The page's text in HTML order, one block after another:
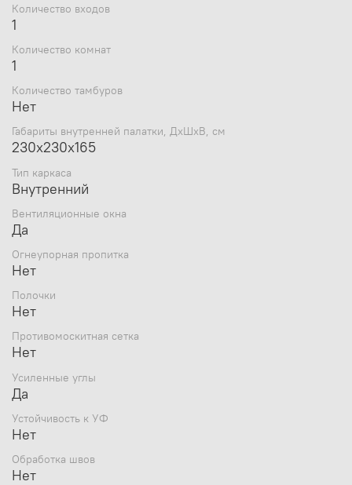
Количество входов
1
Количество комнат
1
Количество тамбуров
Нет
Габариты внутренней палатки, ДхШхВ, см
230х230х165
Тип каркаса
Внутренний
Вентиляционные окна
Да
Огнеупорная пропитка
Нет
Полочки
Нет
Противомоскитная сетка
Нет
Усиленные углы
Да
Устойчивость к УФ
Нет
Обработка швов
Нет